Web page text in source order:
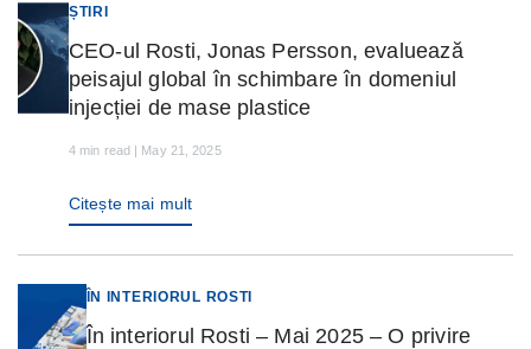
ȘTIRI
CEO-ul Rosti, Jonas Persson, evaluează
peisajul global în schimbare în domeniul
injecției de mase plastice
4 min read | May 21, 2025
Citește mai mult
ÎN INTERIORUL ROSTI
În interiorul Rosti – Mai 2025 – O privire